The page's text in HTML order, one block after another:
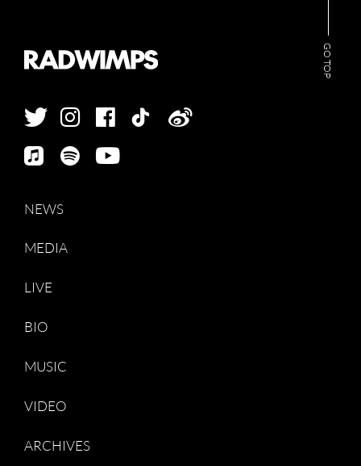
GO TOP
NEWS
MEDIA
LIVE
BIO
MUSIC
VIDEO
ARCHIVES